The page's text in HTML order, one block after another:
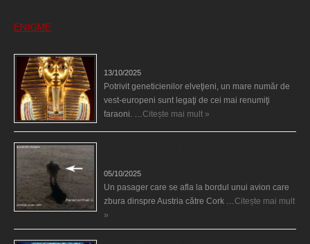
ENIGME
13/10/2025
Potrivit geneticienilor elveţieni, un mare număr de
vest-europeni sunt legaţi de cei mai renumiţi
faraoni. …Citește mai mult »
05/10/2025
Un pasager care se afla la bordul unui avion care
zbura dinspre Austria către Cork …Citește mai mult
»